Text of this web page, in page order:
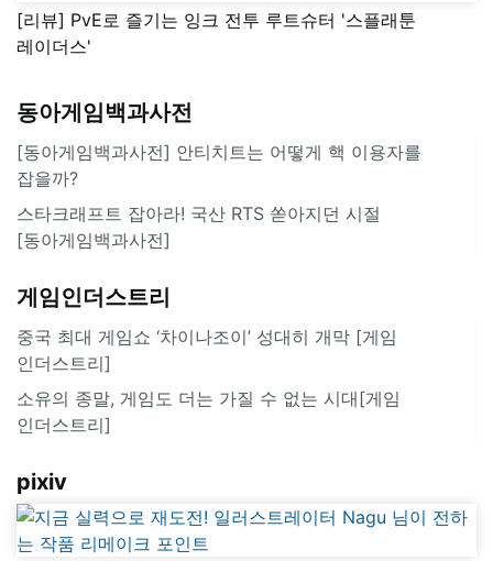
[리뷰] PvE로 즐기는 잉크 전투 루트슈터 '스플래툰
레이더스'
동아게임백과사전
[동아게임백과사전] 안티치트는 어떻게 핵 이용자를
잡을까?
스타크래프트 잡아라! 국산 RTS 쏟아지던 시절
[동아게임백과사전]
게임인더스트리
중국 최대 게임쇼 ‘차이나조이’ 성대히 개막 [게임
인더스트리]
소유의 종말, 게임도 더는 가질 수 없는 시대[게임
인더스트리]
pixiv